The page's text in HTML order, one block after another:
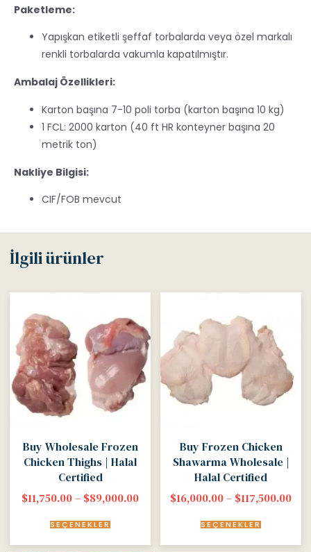
Paketleme:
Yapışkan etiketli şeffaf torbalarda veya özel markalı
renkli torbalarda vakumla kapatılmıştır.
Ambalaj Özellikleri:
Karton başına 7-10 poli torba (karton başına 10 kg)
1 FCL: 2000 karton (40 ft HR konteyner başına 20
metrik ton)
Nakliye Bilgisi:
CIF/FOB mevcut
İlgili ürünler
Buy Wholesale Frozen
Chicken Thighs | Halal
Certified
$11,750.00– $89,000.00
SEÇENEKLER
Buy Frozen Chicken
Shawarma Wholesale |
Halal Certified
$16,000.00– $117,500.00
SEÇENEKLER